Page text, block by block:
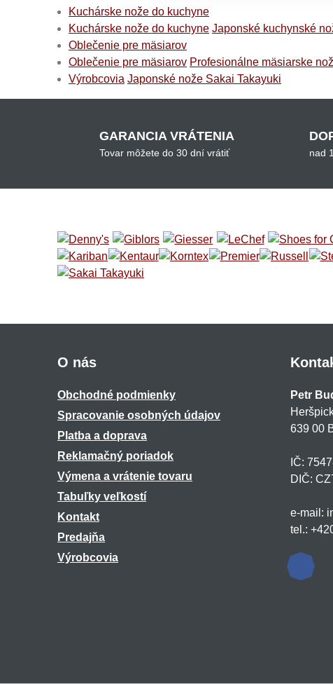
Kuchárske nože do kuchyne
Kuchárske nože do kuchyne Japonské kuchynské
Oblečenie pre mäsiarov
Oblečenie pre mäsiarov Profesionálne mäsiarske
Výrobcovia Japonské nože Sakai Takayuki
GARANCIA VRÁTENIA
Tovar môžete do 30 dní vrátiť nad
O nás
Obchodné podmienky
Spracovanie osobných údajov
Platba a doprava
Reklamačný poriadok
Výmena a vrátenie tovaru
Tabuľky veľkostí
Kontakt
Predajňa
Výrobcovia
Petr
639 00
IČ:
DIČ:
e-mail:
tel.: